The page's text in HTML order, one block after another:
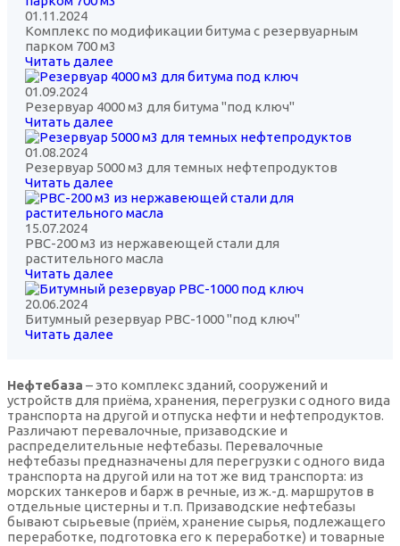
01.11.2024
Комплекс по модификации битума с резервуарным
парком 700 м3
Читать далее
01.09.2024
Резервуар 4000 м3 для битума "под ключ"
Читать далее
01.08.2024
Резервуар 5000 м3 для темных нефтепродуктов
Читать далее
15.07.2024
РВС-200 м3 из нержавеющей стали для
растительного масла
Читать далее
20.06.2024
Битумный резервуар РВС-1000 "под ключ"
Читать далее
Нефтебаза – это комплекс зданий, сооружений и
устройств для приёма, хранения, перегрузки с одного вида
транспорта на другой и отпуска нефти и нефтепродуктов.
Различают перевалочные, призаводские и
распределительные нефтебазы. Перевалочные
нефтебазы предназначены для перегрузки с одного вида
транспорта на другой или на тот же вид транспорта: из
морских танкеров и барж в речные, из ж.-д. маршрутов в
отдельные цистерны и т.п. Призаводские нефтебазы
бывают сырьевые (приём, хранение сырья, подлежащего
переработке, подготовка его к переработке) и товарные